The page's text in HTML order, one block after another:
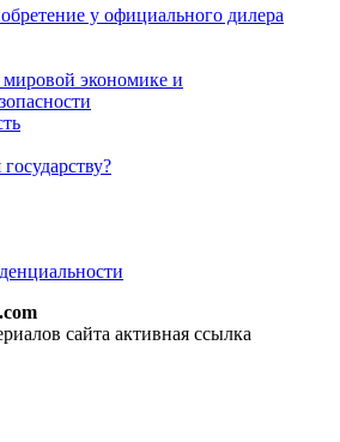
у официального дилера
мировой экономике и
сайта активная ссылка